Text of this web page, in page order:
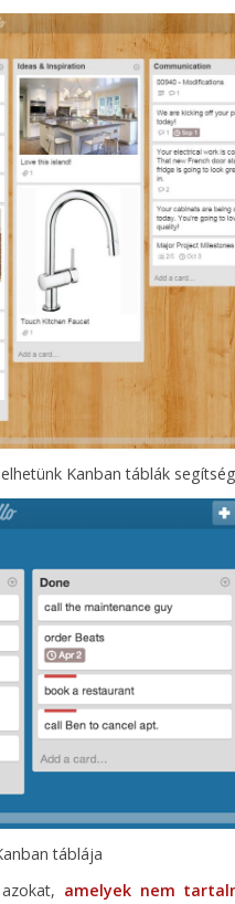
Kanban táblák
táblája
amelyek nem